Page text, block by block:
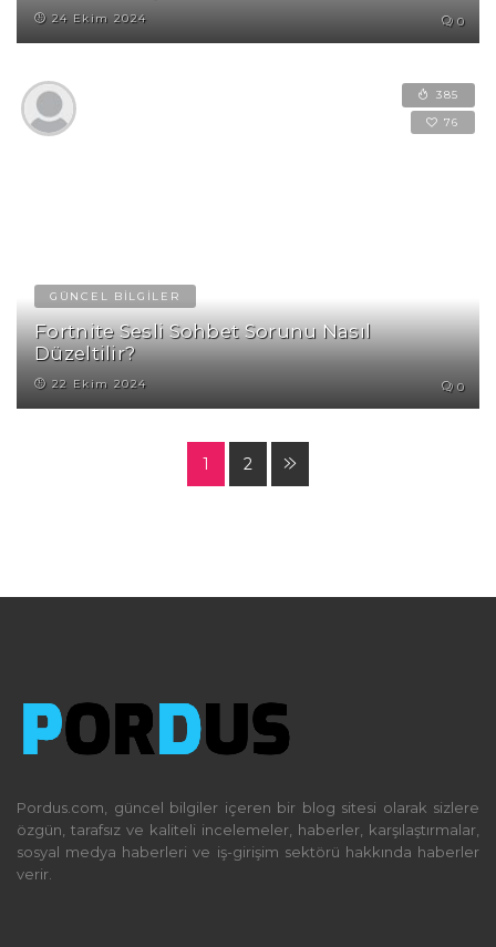
24 Ekim 2024 0
GÜNCEL BİLGİLER
Fortnite Sesli Sohbet Sorunu Nasıl
Düzeltilir?
76
385
22 Ekim 2024 0
1 2
Pordus.com, güncel bilgiler içeren bir blog sitesi olarak sizlere
özgün, tarafsız ve kaliteli incelemeler, haberler, karşılaştırmalar,
sosyal medya haberleri ve iş-girişim sektörü hakkında haberler
verir.